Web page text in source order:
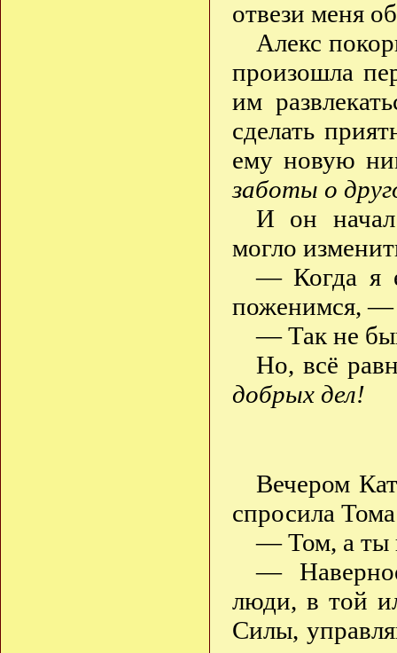
отвези меня
Алекс
произошла
им
сделать
ему новую
заботы о
И он начал
могло
— Когда я
поженимся, —
— Так не
Но, всё
добрых дел!
Вечером
спросила
— Том, а ты
—
люди, в той
Силы,